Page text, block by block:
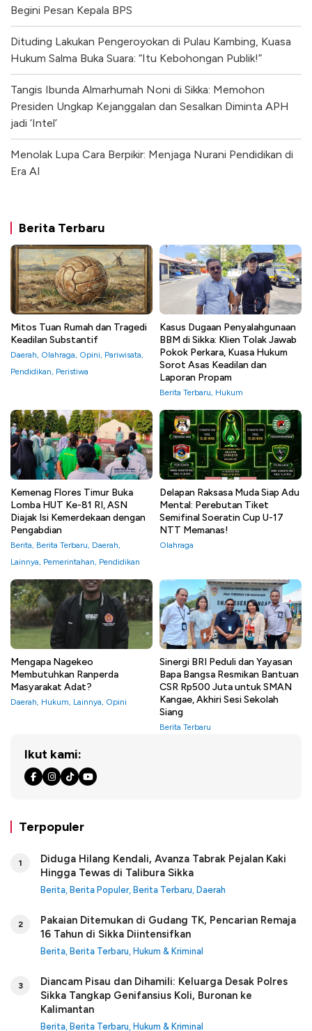
Begini Pesan Kepala BPS
Dituding Lakukan Pengeroyokan di Pulau Kambing, Kuasa
Hukum Salma Buka Suara: “Itu Kebohongan Publik!”
Tangis Ibunda Almarhumah Noni di Sikka: Memohon
Presiden Ungkap Kejanggalan dan Sesalkan Diminta APH
jadi ‘Intel’
Menolak Lupa Cara Berpikir: Menjaga Nurani Pendidikan di
Era AI
Berita Terbaru
Mitos Tuan Rumah dan Tragedi
Keadilan Substantif
Daerah, Olahraga, Opini, Pariwisata,
Pendidikan, Peristiwa
Kasus Dugaan Penyalahgunaan
BBM di Sikka: Klien Tolak Jawab
Pokok Perkara, Kuasa Hukum
Sorot Asas Keadilan dan
Laporan Propam
Berita Terbaru, Hukum
Kemenag Flores Timur Buka
Lomba HUT Ke-81 RI, ASN
Diajak Isi Kemerdekaan dengan
Pengabdian
Berita, Berita Terbaru, Daerah,
Lainnya, Pemerintahan, Pendidikan
Delapan Raksasa Muda Siap Adu
Mental: Perebutan Tiket
Semifinal Soeratin Cup U-17
NTT Memanas!
Olahraga
Mengapa Nagekeo
Membutuhkan Ranperda
Masyarakat Adat?
Daerah, Hukum, Lainnya, Opini
Sinergi BRI Peduli dan Yayasan
Bapa Bangsa Resmikan Bantuan
CSR Rp500 Juta untuk SMAN
Kangae, Akhiri Sesi Sekolah
Siang
Berita Terbaru
Ikut kami:
Terpopuler
1
Diduga Hilang Kendali, Avanza Tabrak Pejalan Kaki
Hingga Tewas di Talibura Sikka
Berita, Berita Populer, Berita Terbaru, Daerah
2
Pakaian Ditemukan di Gudang TK, Pencarian Remaja
16 Tahun di Sikka Diintensifkan
Berita, Berita Terbaru, Hukum & Kriminal
3
Diancam Pisau dan Dihamili: Keluarga Desak Polres
Sikka Tangkap Genifansius Koli, Buronan ke
Kalimantan
Berita, Berita Terbaru, Hukum & Kriminal